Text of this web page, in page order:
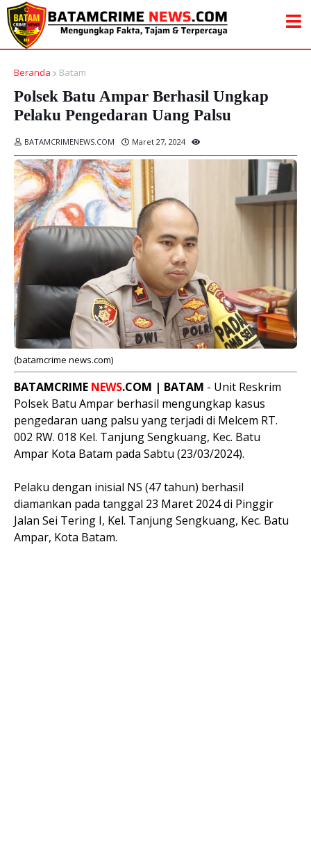
Beranda Batam
Polsek Batu Ampar Berhasil Ungkap
Pelaku Pengedaran Uang Palsu
BATAMCRIMENEWS.COM Maret 27, 2024
(batamcrime news.com)
BATAMCRIME NEWS.COM | BATAM - Unit Reskrim
Polsek Batu Ampar berhasil mengungkap kasus
pengedaran uang palsu yang terjadi di Melcem RT.
002 RW. 018 Kel. Tanjung Sengkuang, Kec. Batu
Ampar Kota Batam pada Sabtu (23/03/2024).
Pelaku dengan inisial NS (47 tahun) berhasil
diamankan pada tanggal 23 Maret 2024 di Pinggir
Jalan Sei Tering I, Kel. Tanjung Sengkuang, Kec. Batu
Ampar, Kota Batam.